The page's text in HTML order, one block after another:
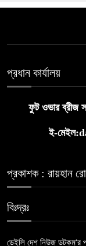
প্রধান কার্যালয়
ফুট ওভার ব্রীজ
ই-
প্রকাশক : রায়হান
বিঃদ্রঃ
ডেইলি দেশ নিউজ ডটকম’র